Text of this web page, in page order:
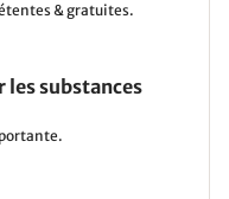
& gratuites.
les substances